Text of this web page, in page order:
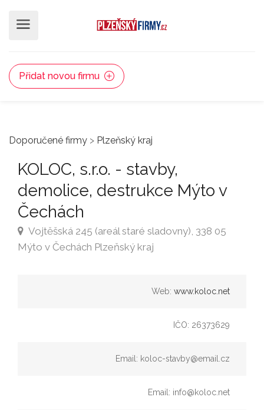
Přidat novou firmu
Doporučené firmy > Plzeňský kraj
KOLOC, s.r.o. - stavby,
demolice, destrukce Mýto v
Čechách
Vojtěšská 245 (areál staré sladovny), 338 05
Mýto v Čechách Plzeňský kraj
Web: www.koloc.net
IČO: 26373629
Email: koloc-stavby@email.cz
Email: info@koloc.net